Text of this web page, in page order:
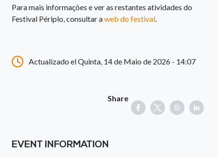
Para mais informações e ver as restantes atividades do
Festival Périplo, consultar aweb do festival.
Actualizado el Quinta, 14 de Maio de 2026 - 14:07
Share
EVENT INFORMATION